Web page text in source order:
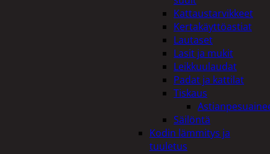
Kattaustarvikkeet
Kertakäyttöastiat
Lautaset
Lasit ja mukit
Leikkuulaudat
Padat ja kattilat
Tiskaus
Säilöntä
Kodin lämmitys ja
tuuletus